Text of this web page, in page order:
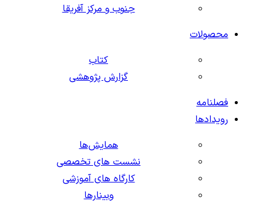
جنوب و مرکز آفریقا
محصولات
کتاب
گزارش پژوهشی
فصلنامه
رویدادها
همایش‌ها
نشست های تخصصی
کارگاه های آموزشی
وبینارها